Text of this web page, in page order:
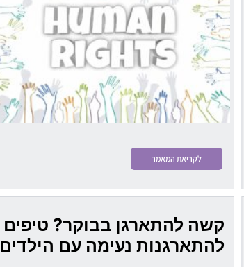
לקריאת המאמר
קשה להתארגן בבוקר? טיפים
להתארגנות נעימה עם הילדים